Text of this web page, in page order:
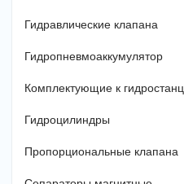
Гидравлические клапана
Гидропневмоаккумулятор
Комплектующие к
Гидроцилиндры
Пропорциональные клапана